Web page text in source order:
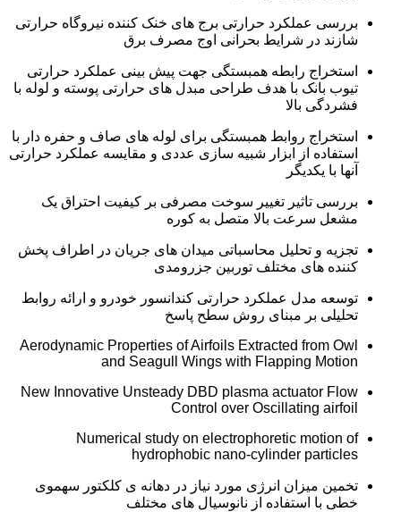
بررسی عملکرد حرارتی برج های خنک کننده نیروگاه حرارتی
شازند در شرایط بحرانی اوج مصرف برق
استخراج رابطه همبستگی جهت پیش بینی عملکرد حرارتی
تیوب بانک با هدف طراحی مبدل های حرارتی پوسته و لوله با
فشردگی بالا
استخراج روابط همبستگی برای لوله های صاف و حفره دار با
استفاده از ابزار شبیه سازی عددی و مقایسه عملکرد حرارتی
آنها با یکدیگر
بررسی تاثیر تغییر سوخت مصرفی بر کیفیت احتراق یک
مشعل سرعت بالا متصل به کوره
تجزیه و تحلیل محاسباتی میدان های جریان در اطراف پخش
کننده های مختلف توربین جزرومدی
توسعه مدل عملکرد حرارتی کندانسور خودرو و ارائه روابط
تحلیلی بر مبنای روش سطح پاسخ
Aerodynamic Properties of Airfoils Extracted from Owl
and Seagull Wings with Flapping Motion
New Innovative Unsteady DBD plasma actuator Flow
Control over Oscillating airfoil
Numerical study on electrophoretic motion of
hydrophobic nano-cylinder particles
تخمین میزان انرژی مورد نیاز در دهانه ی کلکتور سهموی
خطی با استفاده از نانوسیال های مختلف